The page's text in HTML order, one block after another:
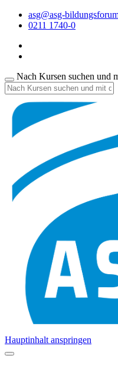
asg@asg-
0211 1740-0
Nach Kursen suchen und
Hauptinhalt anspringen